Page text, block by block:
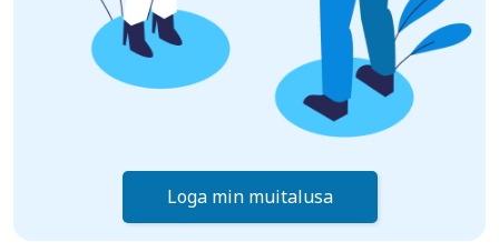
Loga min muitalusa